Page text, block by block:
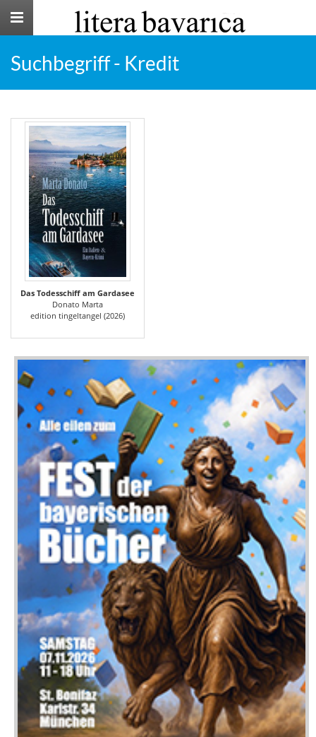
Toggle
Suchbegriff - Kredit
Das Todesschiff am Gardasee
Donato Marta
edition tingeltangel (2026)